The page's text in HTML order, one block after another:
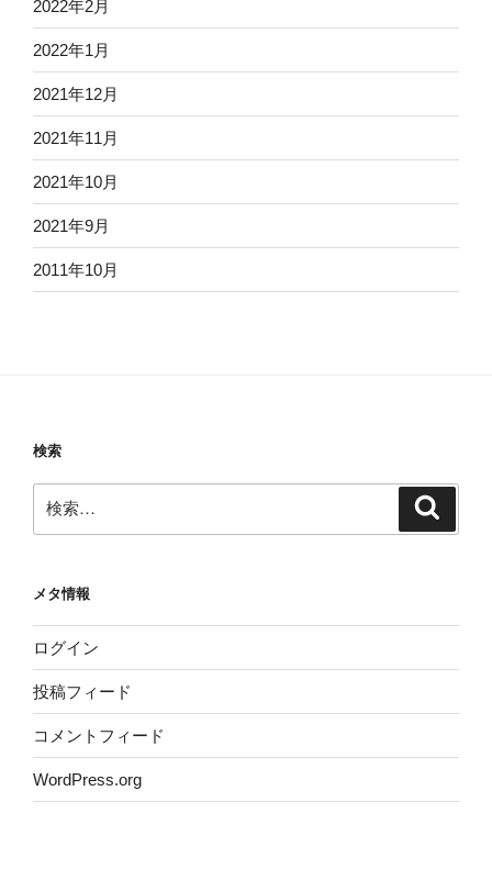
2022年2月
2022年1月
2021年12月
2021年11月
2021年10月
2021年9月
2011年10月
検索
索:
メタ情報
ログイン
投稿フィード
コメントフィード
WordPress.org